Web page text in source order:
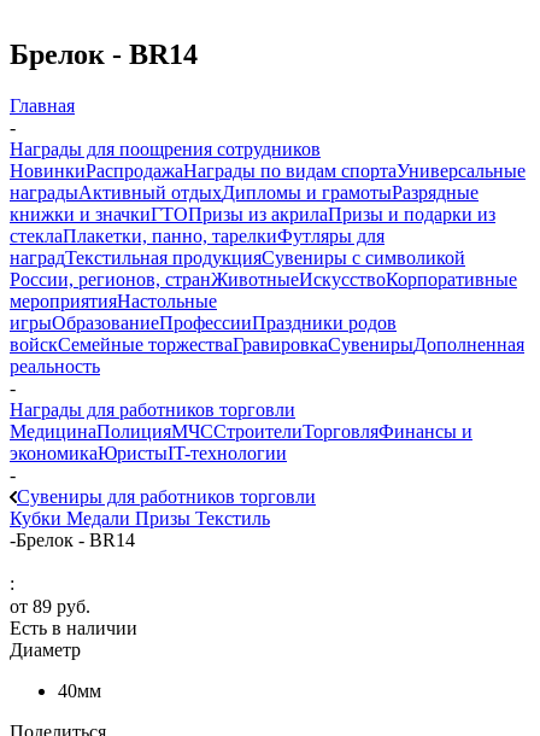
Брелок - BR14
Главная
-
Награды для поощрения сотрудников
НовинкиРаспродажаНаграды по видам спортаУниверсальные
наградыАктивный отдыхДипломы и грамотыРазрядные
книжки и значкиГТОПризы из акрилаПризы и подарки из
стеклаПлакетки, панно, тарелкиФутляры для
наградТекстильная продукцияСувениры с символикой
России, регионов, странЖивотныеИскусствоКорпоративные
мероприятияНастольные
игрыОбразованиеПрофессииПраздники родов
войскСемейные торжестваГравировкаСувенирыДополненная
реальность
-
Награды для работников торговли
МедицинаПолицияМЧССтроителиТорговляФинансы и
экономикаЮристыIT-технологии
-
Сувениры для работников торговли
Кубки Медали Призы Текстиль
-Брелок - BR14
:
от 89 руб.
Есть в наличии
Диаметр
40мм